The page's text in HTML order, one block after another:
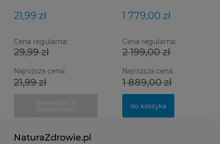
21,99 zł
Cena regularna:
29,99 zł
Najniższa cena:
21,99 zł
1 779,00 zł
Cena regularna:
2 199,00 zł
Najniższa cena:
1 889,00 zł
do koszyka
NaturaZdrowie.pl